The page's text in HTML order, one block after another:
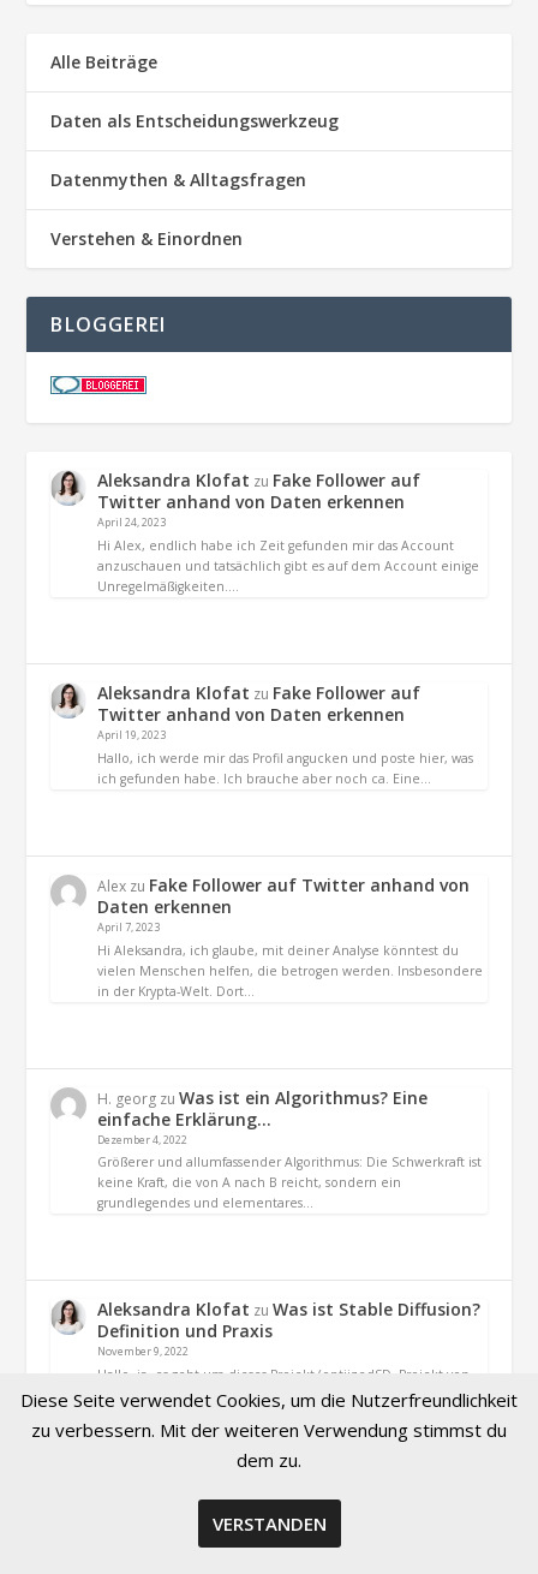
Alle Beiträge
Daten als Entscheidungswerkzeug
Datenmythen & Alltagsfragen
Verstehen & Einordnen
BLOGGEREI
Aleksandra Klofat zu Fake Follower auf
Twitter anhand von Daten erkennen
April 24, 2023
Hi Alex, endlich habe ich Zeit gefunden mir das Account
anzuschauen und tatsächlich gibt es auf dem Account einige
Unregelmäßigkeiten.…
Aleksandra Klofat zu Fake Follower auf
Twitter anhand von Daten erkennen
April 19, 2023
Hallo, ich werde mir das Profil angucken und poste hier, was
ich gefunden habe. Ich brauche aber noch ca. Eine…
Alex zu Fake Follower auf Twitter anhand von
Daten erkennen
April 7, 2023
Hi Aleksandra, ich glaube, mit deiner Analyse könntest du
vielen Menschen helfen, die betrogen werden. Insbesondere
in der Krypta-Welt. Dort…
H. georg zuWas ist ein Algorithmus? Eine
einfache Erklärung…
Dezember 4, 2022
Größerer und allumfassender Algorithmus: Die Schwerkraft ist
keine Kraft, die von A nach B reicht, sondern ein
grundlegendes und elementares…
Aleksandra Klofat zuWas ist Stable Diffusion?
Definition und Praxis
November 9, 2022
Hallo, ja. es geht um dieses Projekt (optiizedSD=Projekt von
Basu Jindal)
© 2026 Created by Aleksandra Klofat
Diese Seite verwendet Cookies, um die Nutzerfreundlichkeit
zu verbessern. Mit der weiteren Verwendung stimmst du
dem zu.
VERSTANDEN